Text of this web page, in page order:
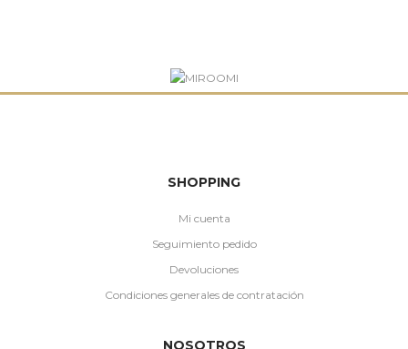
SHOPPING
Mi cuenta
Seguimiento pedido
Devoluciones
Condiciones generales de contratación
NOSOTROS